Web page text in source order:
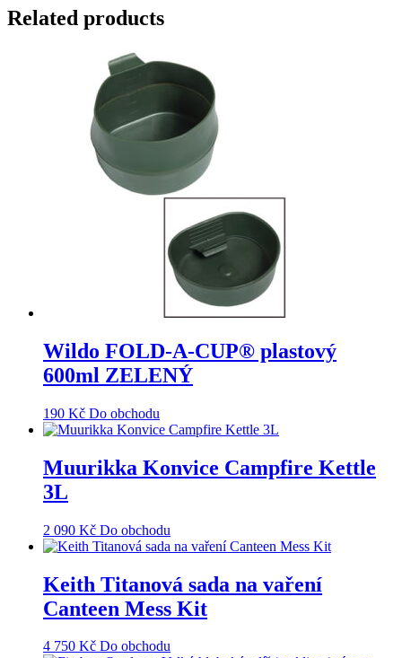
Related products
Wildo FOLD-A-CUP® plastový
600ml ZELENÝ
190 Kč Do obchodu
Muurikka Konvice Campfire Kettle
3L
2 090 Kč Do obchodu
Keith Titanová sada na vaření
Canteen Mess Kit
4 750 Kč Do obchodu